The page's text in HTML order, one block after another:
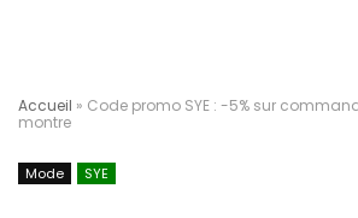
Accueil » Code promo SYE : -5% sur
montre
Mode SYE